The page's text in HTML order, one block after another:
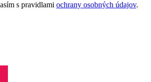
s pravidlami ochrany osobných údajov.